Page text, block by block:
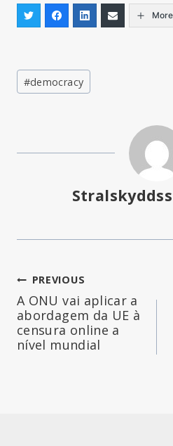
More
Post
Tags:
#democracy
Navegação
de
artigos
PREVIOUS
A ONU vai aplicar a
abordagem da UE à
censura online a
nível mundial